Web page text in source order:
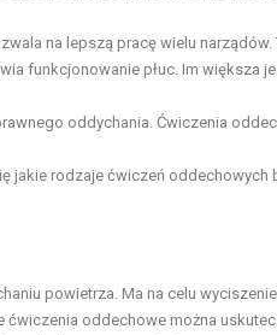
na lepszą pracę wielu narządów.
funkcjonowanie płuc. Im większa
oddychania. Ćwiczenia
jakie rodzaje ćwiczeń oddechowych
powietrza. Ma na celu
oddechowe można